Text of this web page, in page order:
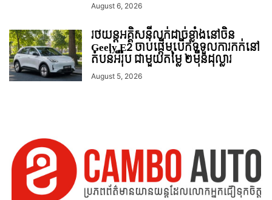
August 6, 2026
រថយន្ដអគ្គិសនីលក់ដាច់ខ្លាំងនៅចិន
Geely E2 ចាប់ផ្តើមបើកទទួលការកក់នៅ
តំបន់អឺរ៉ុប ជាមួយតម្លៃ ២ម៉ឺនដុល្លារ
August 5, 2026